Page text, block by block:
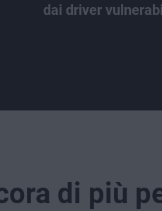
dai driver
di più